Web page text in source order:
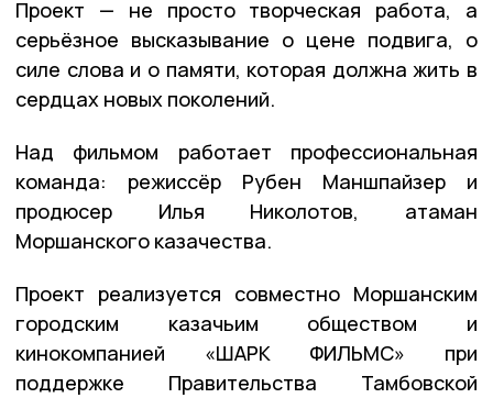
Проект — не просто творческая работа, а
серьёзное высказывание о цене подвига, о
силе слова и о памяти, которая должна жить в
сердцах новых поколений.
Над фильмом работает профессиональная
команда: режиссёр Рубен Маншпайзер и
продюсер Илья Николотов, атаман
Моршанского казачества.
Проект реализуется совместно Моршанским
городским казачьим обществом и
кинокомпанией «ШАРК ФИЛЬМС» при
поддержке Правительства Тамбовской